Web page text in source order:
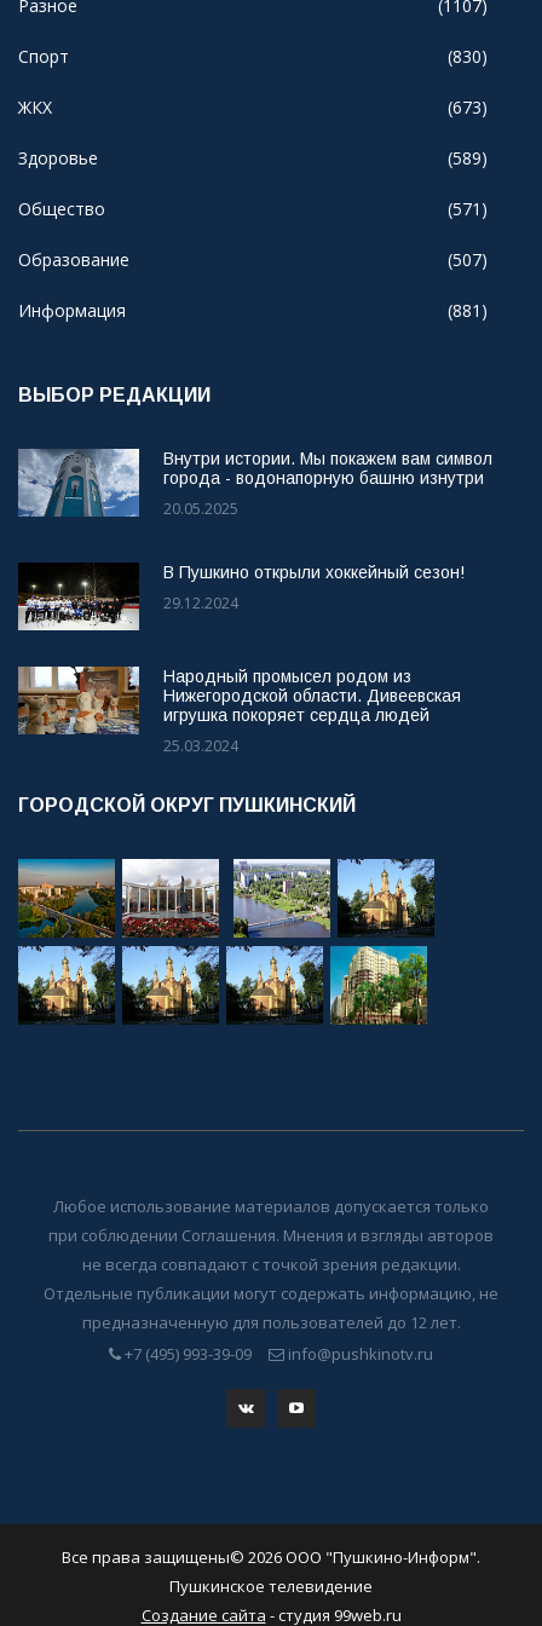
Разное (1107)
Спорт (830)
ЖКХ (673)
Здоровье (589)
Общество (571)
Образование (507)
Информация (881)
ВЫБОР РЕДАКЦИИ
Внутри истории. Мы покажем вам символ
города - водонапорную башню изнутри
20.05.2025
В Пушкино открыли хоккейный сезон!
29.12.2024
Народный промысел родом из
Нижегородской области. Дивеевская
игрушка покоряет сердца людей
25.03.2024
ГОРОДСКОЙ ОКРУГ ПУШКИНСКИЙ
Любое использование материалов допускается только
при соблюдении Соглашения. Мнения и взгляды авторов
не всегда совпадают с точкой зрения редакции.
Отдельные публикации могут содержать информацию, не
предназначенную для пользователей до 12 лет.
+7 (495) 993-39-09
info@pushkinotv.ru
Все права защищены© 2026 ООО "Пушкино-Информ".
Пушкинское телевидение
Создание сайта - студия 99web.ru